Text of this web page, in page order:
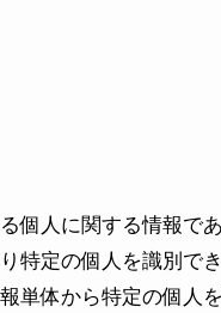
個人に関する情報で
特定の個人を識別で
単体から特定の個人